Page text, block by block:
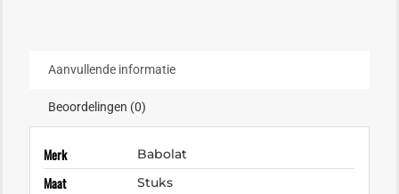
Aanvullende informatie
Beoordelingen (0)
Merk Babolat
Maat Stuks